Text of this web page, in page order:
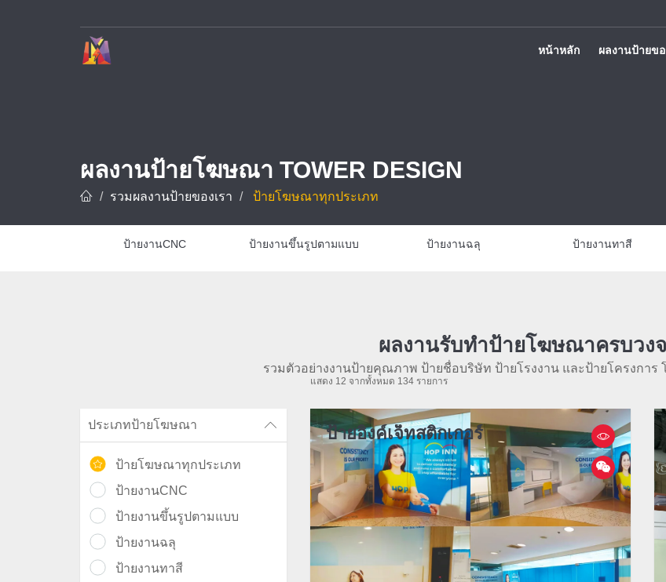
หน้าหลัก ผลงานป้ายขอ
ผลงานป้ายโฆษณา TOWER DESIGN
รวมผลงานป้ายของเรา ป้ายโฆษณาทุกประเภท
ป้ายงานขึ้นรูปตามแบบ ป้ายงานฉลุ ป้ายงานทาสี ป้ายตัวอักษ
ผลงานรับทำป้ายโฆษณาครบวง
รวมตัวอย่างงานป้ายคุณภาพ ป้ายชื่อบริษัท ป้ายโรงงาน และป้ายโครงการ
ประเภทป้ายโฆษณา
ป้ายโฆษณาทุกประเภท
ป้ายงานCNC
ป้ายงานขึ้นรูปตามแบบ
ป้ายงานฉลุ
ป้ายงานทาสี
แสดง 12 จากทั้งหมด 134 รายการ
ป้ายอิงค์เจ็ทสติกเกอร์